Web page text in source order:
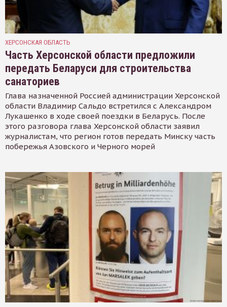
ХЕРСОНСКАЯ ОБЛАСТЬ
Часть Херсонской области предложили
передать Беларуси для строительства
санаториев
Глава назначенной Россией администрации Херсонской
области Владимир Сальдо встретился с Александром
Лукашенко в ходе своей поездки в Беларусь. После
этого разговора глава Херсонской области заявил
журналистам, что регион готов передать Минску часть
побережья Азовского и Черного морей